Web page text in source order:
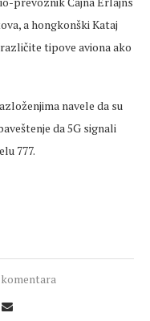
a hongkonški Kataj
tipove aviona ako
navele da su
da 5G signali
777.